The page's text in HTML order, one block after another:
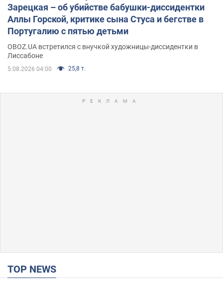
Зарецкая – об убийстве бабушки-диссидентки
Аллы Горской, критике сына Стуса и бегстве в
Португалию с пятью детьми
OBOZ.UA встретился с внучкой художницы-диссидентки в
Лиссабоне
5.08.2026 04:00 25,8 т.
TOP NEWS